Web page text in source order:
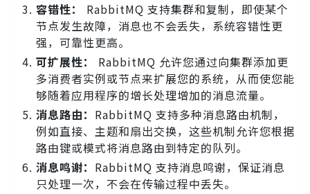
容错性：
RabbitMQ 支持集群和复制，即使某个
节点发生故障，消息也不会丢失，系统容错性更
强，可靠性更高。
可扩展性：
RabbitMQ 允许您通过向集群添加更
多消费者实例或节点来扩展您的系统，从而使您能
够随着应用程序的增长处理增加的消息流量。
消息路由： RabbitMQ 支持多种消息路由机制，
例如直接、主题和扇出交换，这些机制允许您根据
路由键或模式将消息路由到特定的队列。
消息鸣谢： RabbitMQ 支持消息鸣谢，保证消息
只处理一次，不会在传输过程中丢失。